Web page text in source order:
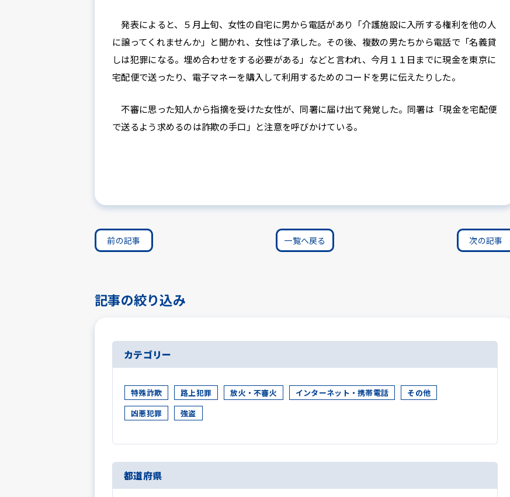
発表によると、５月上旬、女性の自宅に男から電話があり「介護施設に入所する権利を他の人
に譲ってくれませんか」と聞かれ、女性は了承した。その後、複数の男たちから電話で「名義貸
しは犯罪になる。埋め合わせをする必要がある」などと言われ、今月１１日までに現金を東京に
宅配便で送ったり、電子マネーを購入して利用するためのコードを男に伝えたりした。
不審に思った知人から指摘を受けた女性が、同署に届け出て発覚した。同署は「現金を宅配便
で送るよう求めるのは詐欺の手口」と注意を呼びかけている。
前の記事 一覧へ戻る 次の記事
記事の絞り込み
カテゴリー
特殊詐欺 路上犯罪 放火・不審火 インターネット・携帯電話
その他
凶悪犯罪
強盗
都道府県